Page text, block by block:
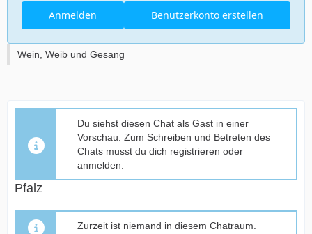
Benutzerkonto erstellen
Anmelden
Wein, Weib und Gesang
Du siehst diesen Chat als Gast in einer
Vorschau. Zum Schreiben und Betreten des
Chats musst du dich registrieren oder
anmelden.
Pfalz
Zurzeit ist niemand in diesem Chatraum.